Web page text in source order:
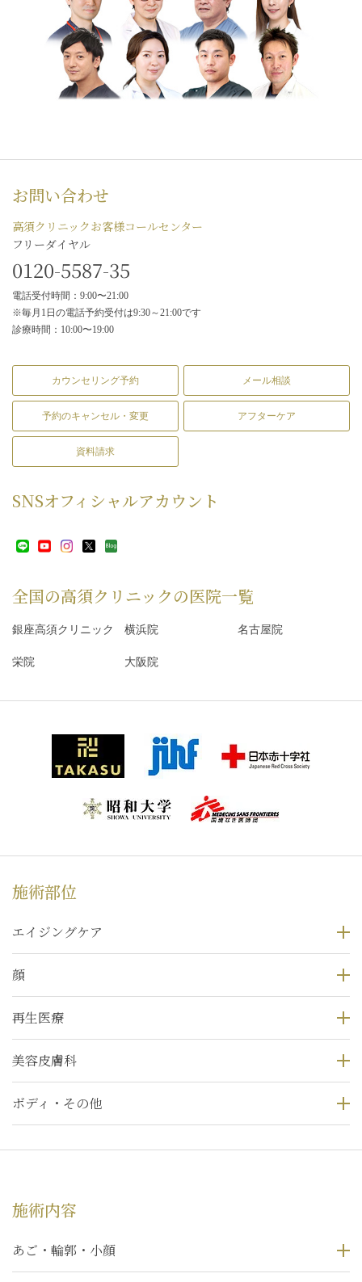
お問い合わせ
高須クリニックお客様コールセンター
フリーダイヤル
0120-5587-35
電話受付時間：9:00〜21:00
※毎月1日の電話予約受付は9:30～21:00です
診療時間：10:00〜19:00
カウンセリング予約 メール相談
予約のキャンセル・変更 アフターケア
資料請求
SNSオフィシャルアカウント
全国の高須クリニックの医院一覧
銀座高須クリニック 横浜院 名古屋院
栄院 大阪院
施術部位
エイジングケア
顔
再生医療
美容皮膚科
ボディ・その他
施術内容
あご・輪郭・小顔